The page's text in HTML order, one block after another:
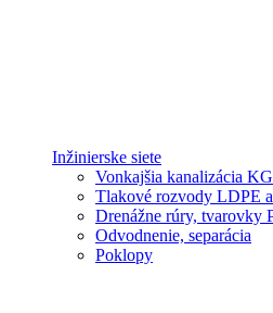
Inžinierske siete
Vonkajšia kanalizácia
Tlakové rozvody LDPE
Drenážne rúry, tvarovky
Odvodnenie, separácia
Poklopy